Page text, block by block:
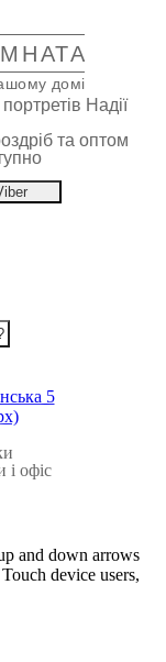
домі
Надії
та оптом
5
офіс
and down arrows
device users,